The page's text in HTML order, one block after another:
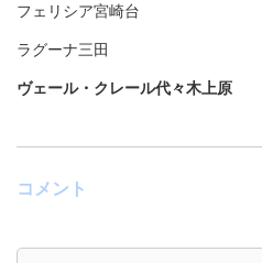
フェリシア宮崎台
ラグーナ三田
ヴェール・クレール代々木上原
コメント